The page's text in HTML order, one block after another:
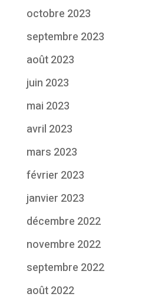
octobre 2023
septembre 2023
août 2023
juin 2023
mai 2023
avril 2023
mars 2023
février 2023
janvier 2023
décembre 2022
novembre 2022
septembre 2022
août 2022